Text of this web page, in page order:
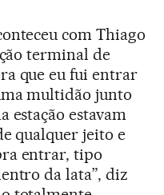
com Thiago
terminal de
que eu fui entrar
multidão junto
estação estavam
qualquer jeito e
entrar, tipo
da lata”, diz